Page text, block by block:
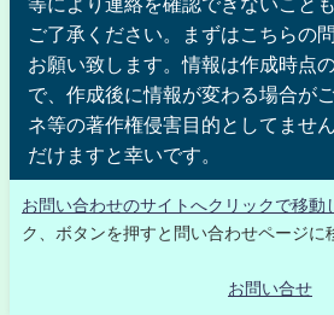
等により連絡を確認できないこと
ご了承ください。まずはこちらの
お願い致します。情報は作成時点
で、作成後に情報が変わる場合が
ネ等の著作権侵害目的としてませ
だけますと幸いです。
お問い合わせのサイトへクリックで移動
ク、ボタンを押すと問い合わせページに
お問い合せ